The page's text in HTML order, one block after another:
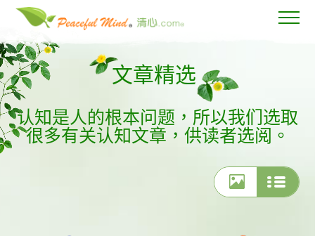
文章精选
认知是人的根本问题，所以我们选取
很多有关认知文章，供读者选阅。